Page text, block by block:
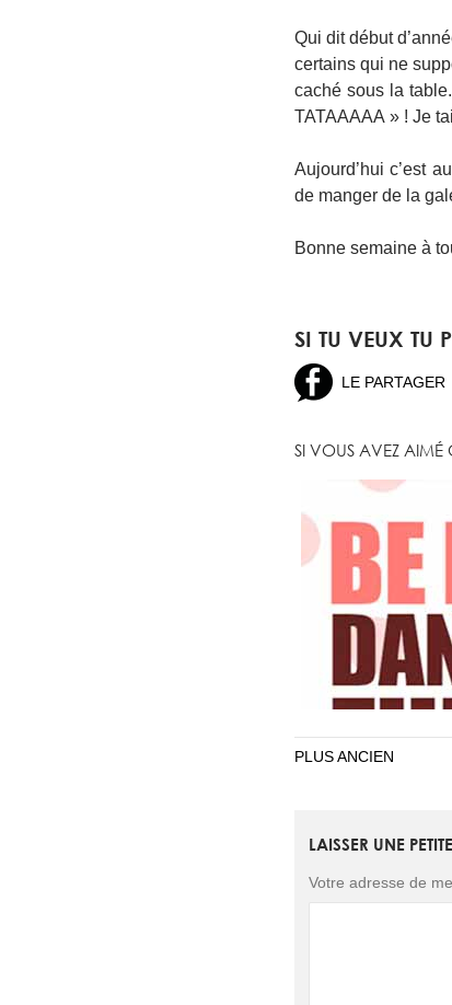
Qui dit début
certains qui ne
caché sous la
TATAAAAA » ! Je
Aujourd’hui c’est
de manger de la
Bonne semaine à
SI TU VEUX TU
LE PARTAGER
SI VOUS AVEZ AIMÉ
DE L’AMOUR EN
NAVIGATION
PLUS ANCIEN
LAISSER UNE
Votre adresse de